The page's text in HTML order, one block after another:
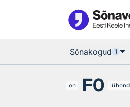
Sõnakogud 1
en F0 lühend